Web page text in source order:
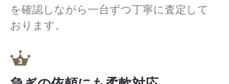
を確認しながら一台ずつ丁寧に査定して
おります。